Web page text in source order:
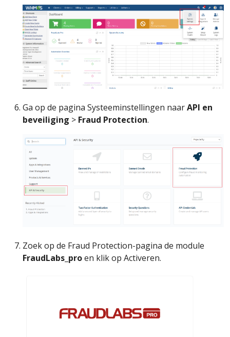
Ga op de pagina Systeeminstellingen naarAPI en
beveiliging > Fraud Protection.
Zoek op de Fraud Protection-pagina de module
FraudLabs_proen klik op Activeren.